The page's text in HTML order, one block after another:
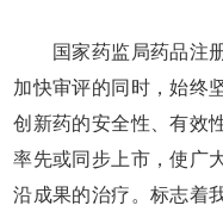
国家药监局药品注册
加快审评的同时，始终
创新药的安全性、有效
率先或同步上市，使广
沿成果的治疗。标志着